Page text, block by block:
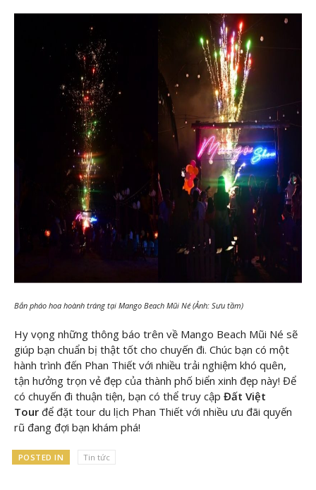
Bắn pháo hoa hoành tráng tại Mango Beach Mũi Né (Ảnh: Sưu tầm)
Hy vọng những thông báo trên về Mango Beach Mũi Né sẽ
giúp bạn chuẩn bị thật tốt cho chuyến đi. Chúc bạn có một
hành trình đến Phan Thiết với nhiều trải nghiệm khó quên,
tận hưởng trọn vẻ đẹp của thành phố biển xinh đẹp này! Để
có chuyến đi thuận tiện, bạn có thể truy cập Đất Việt
Tour để đặt tour du lịch Phan Thiết với nhiều ưu đãi quyến
rũ đang đợi bạn khám phá!
POSTED IN Tin tức